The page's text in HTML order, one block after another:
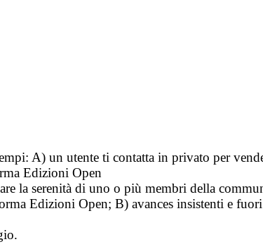
A) un utente ti contatta in privato per
Edizioni Open
la serenità di uno o più membri della
Edizioni Open; B) avances insistenti e